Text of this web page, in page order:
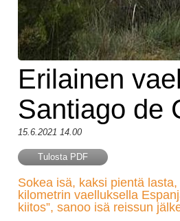
Erilainen
Santiago de
15.6.2021 14.00
Tulosta PDF
Sokea isä, kaksi pientä
kilometrin vaelluksella
kiitos”, sanoo isä reissun